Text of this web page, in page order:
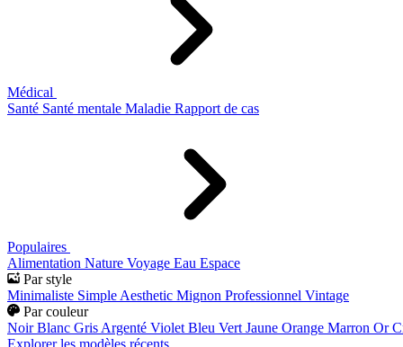
Médical
Santé Santé mentale Maladie Rapport de cas
Populaires
Alimentation Nature Voyage Eau Espace
Par style
Minimaliste Simple Aesthetic Mignon Professionnel Vintage
Par couleur
Noir Blanc Gris Argenté Violet Bleu Vert Jaune Orange Marron Or
Explorer les modèles récents